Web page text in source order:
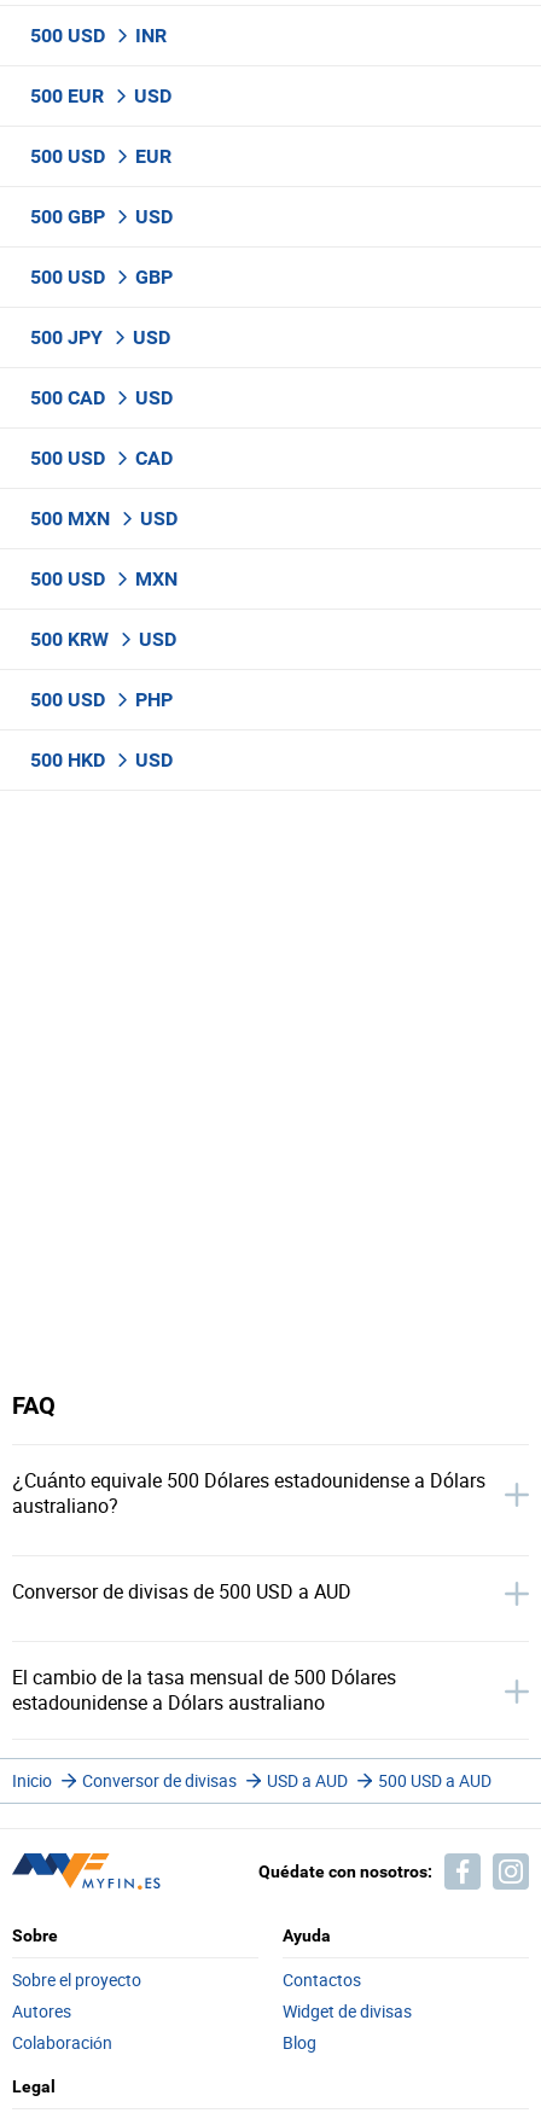
500 USD INR
500 EUR USD
500 USD EUR
500 GBP USD
500 USD GBP
500 JPY USD
500 CAD USD
500 USD CAD
500 MXN USD
500 USD MXN
500 KRW USD
500 USD PHP
500 HKD USD
FAQ
¿Cuánto equivale 500 Dólares estadounidense a Dólars
australiano?
Conversor de divisas de 500 USD a AUD
El cambio de la tasa mensual de 500 Dólares
estadounidense a Dólars australiano
Inicio Conversor de divisas USD a AUD 500 USD a AUD
Quédate con nosotros:
Sobre
Sobre el proyecto
Autores
Colaboración
Ayuda
Contactos
Widget de divisas
Blog
Legal